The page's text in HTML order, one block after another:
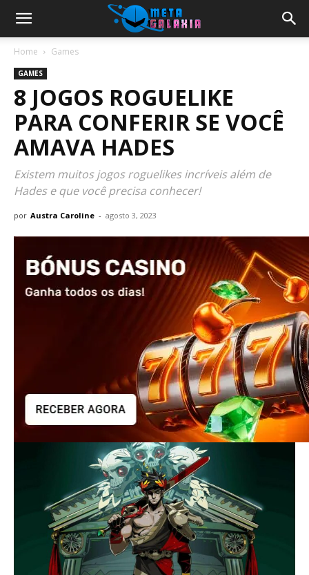
Home Games
GAMES
8 JOGOS ROGUELIKE
PARA CONFERIR SE VOCÊ
AMAVA HADES
Existem muitos jogos roguelikes incríveis além de
Hades e que você precisa conhecer!
por Austra Caroline - agosto 3, 2023